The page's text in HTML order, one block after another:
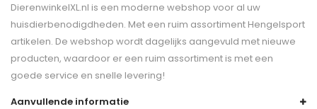
DierenwinkelXL.nl is een moderne webshop voor al uw
huisdierbenodigdheden. Met een ruim assortiment Hengelsport
artikelen. De webshop wordt dagelijks aangevuld met nieuwe
producten, waardoor er een ruim assortiment is met een
goede service en snelle levering!
Aanvullende informatie